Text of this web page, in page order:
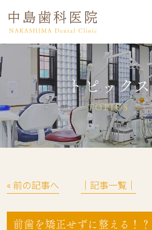
トピックス
TOPICS
« 前の記事へ │記事一覧│
前歯を矯正せずに整える！